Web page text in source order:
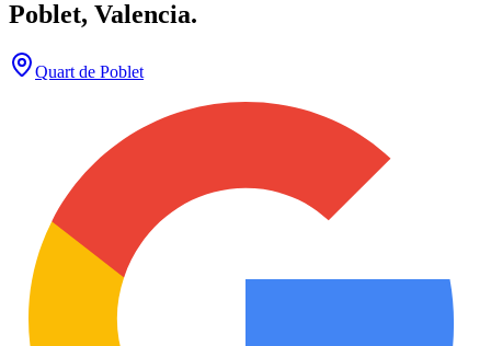
Poblet, Valencia.
Quart de Poblet